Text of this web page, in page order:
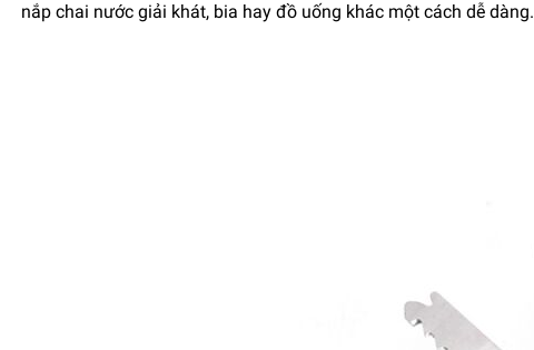
nắp chai nước giải khát, bia hay đồ uống khác một cách dễ dàng.